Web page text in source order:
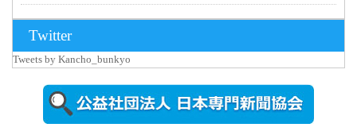
ォトスポッ
ト （8...
Twitter
Tweets by Kancho_bunkyo